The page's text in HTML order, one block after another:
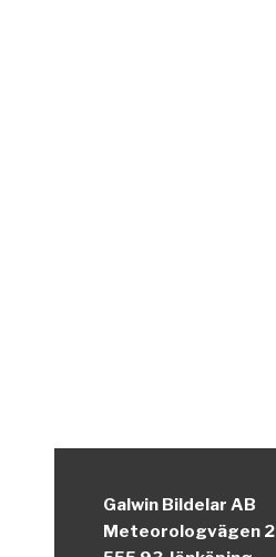
Galwin Bildelar AB
Meteorologvägen 2